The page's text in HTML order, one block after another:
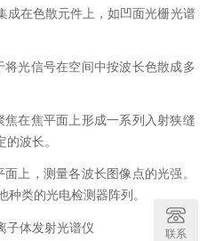
成在色散元件上，如凹面光栅光谱
光信号在空间中按波长色散成多
在焦平面上形成一系列入射狭缝
波长。
，测量各波长图像点的光强。
类的光电检测器阵列。
联系